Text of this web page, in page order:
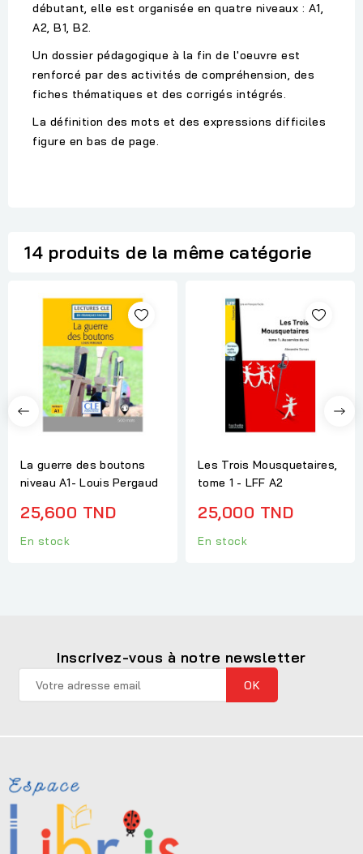
débutant, elle est organisée en quatre niveaux : A1,
A2, B1, B2.
Un dossier pédagogique à la fin de l'oeuvre est
renforcé par des activités de compréhension, des
fiches thématiques et des corrigés intégrés.
La définition des mots et des expressions difficiles
figure en bas de page.
14 produits de la même catégorie
La guerre des boutons
niveau A1- Louis Pergaud
25,600 TND
En stock
Les Trois Mousquetaires,
tome 1 - LFF A2
25,000 TND
En stock
Inscrivez-vous à notre newsletter